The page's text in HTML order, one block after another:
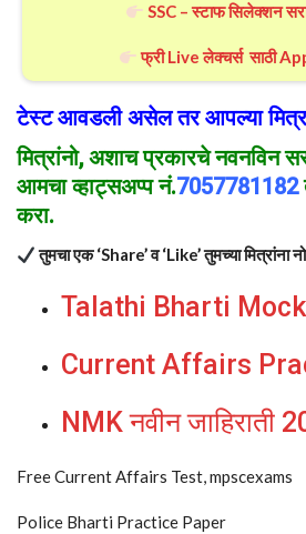
SSC – स्टाफ सिलेक्शन
फ्री Live लेक्चर्स साठी
टेस्ट आवडली असेल तर आपल्या
मित्रांनो, अशाच प्रकारचेनवनविन
आमचा व्हाट्सअप्प नं.7057781182
करा.
तुमचा एक ‘Share’ व ‘Like’ तुमच्या मित्रांना
Talathi Bharti
Current Affairs
NMK नवीन जाहिराती
Free Current Affairs Test, mpscexams
Police Bharti Practice Paper